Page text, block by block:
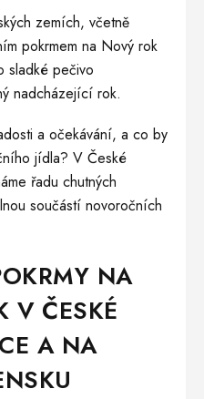
zemích, včetně
pokrmem na Nový rok
sladké pečivo
nadcházející rok.
a očekávání, a co by
jídla? V České
řadu chutných
součástí novoročních
NA
V ČESKÉ
A NA